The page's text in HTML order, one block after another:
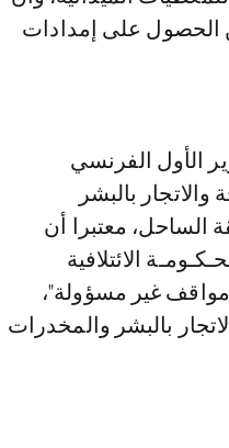
الحصول على إمدادات
الأول الفرنسي
بالبشر
الساحل، معتبرا أن
الائتلافية
مواقف غير مسؤولة"،
بالبشر والمخدرات